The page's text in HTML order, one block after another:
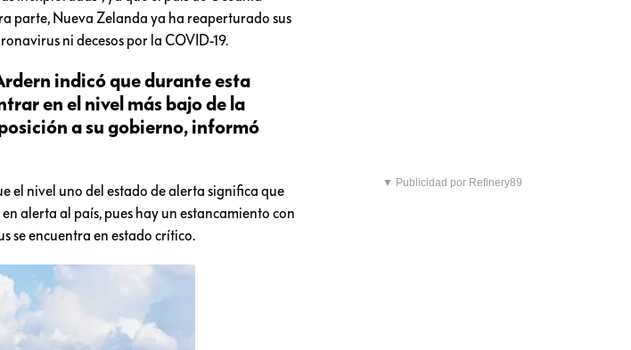
parte, Nueva Zelanda ya ha reaperturado sus
ni decesos por la COVID-19.
indicó que durante esta
en el nivel más bajo de la
a su gobierno, informó
el nivel uno del estado de alerta significa que
alerta al país, pues hay un estancamiento con
se encuentra en estado crítico.
▼ Publicidad por Refinery89